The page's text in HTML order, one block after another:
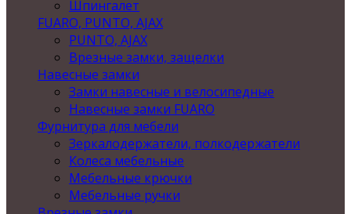
Шпингалет
FUARO, PUNTO, AJAX
PUNTO, AJAX
Врезные замки, защелки
Навесные замки
Замки навесные и велосипедные
Навесные замки FUARO
Фурнитура для мебели
Зеркалодержатели, полкодержатели
Колеса мебельные
Мебельные крючки
Мебельные ручки